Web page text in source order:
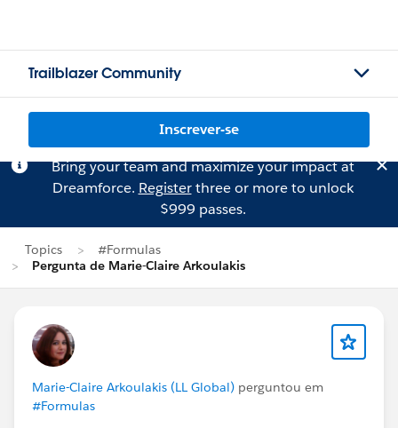
Trailblazer Community
Inscrever-se
Bring your team and maximize your impact at
Dreamforce. Registerthree or more to unlock
$999 passes.
Topics
#Formulas
Pergunta de Marie-Claire Arkoulakis
Marie-Claire Arkoulakis (LL Global) perguntou em
#Formulas